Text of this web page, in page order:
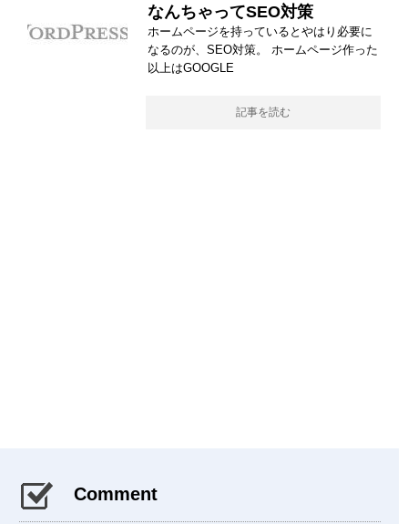
なんちゃってSEO対策
ホームページを持っているとやはり必要に
なるのが、SEO対策。 ホームページ作った
以上はGOOGLE
記事を読む
Comment